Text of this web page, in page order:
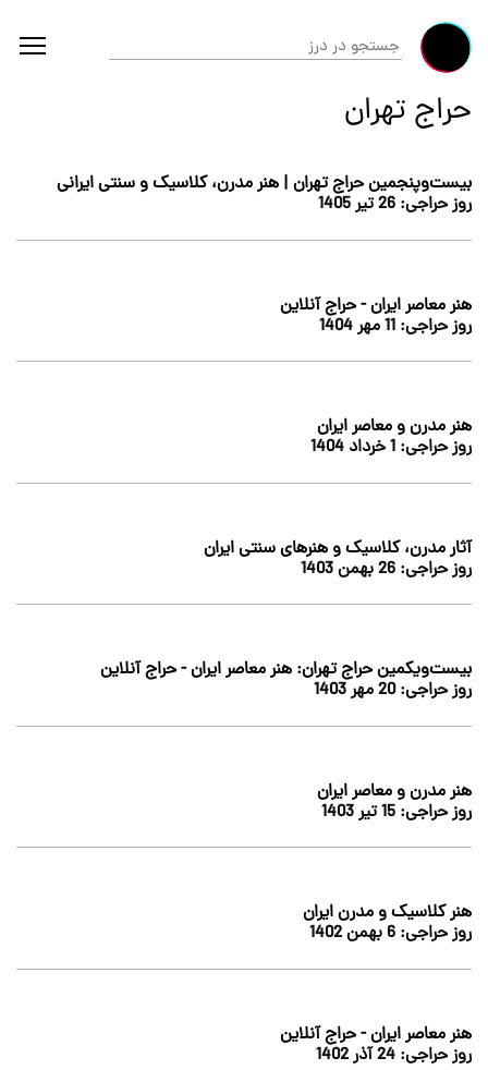
حراج تهران
بیست‌وپنجمین حراج تهران | هنر مدرن، کلاسیک و سنتی ایرانی
روز حراجی: 26 تير 1405
هنر معاصر ایران - حراج آنلاین
روز حراجی: 11 مهر 1404
هنر مدرن و معاصر ایران
روز حراجی: 1 خرداد 1404
آثار مدرن، کلاسیک و هنرهای سنتی ایران
روز حراجی: 26 بهمن 1403
بیست‌ویکمین حراج تهران: هنر معاصر ایران - حراج آنلاین
روز حراجی:20 مهر 1403
هنر مدرن و معاصر ایران
روز حراجی: 15 تير 1403
هنر کلاسیک و مدرن ایران
روز حراجی: 6 بهمن 1402
هنر معاصر ایران - حراج آنلاین
روز حراجی: 24 آذر 1402